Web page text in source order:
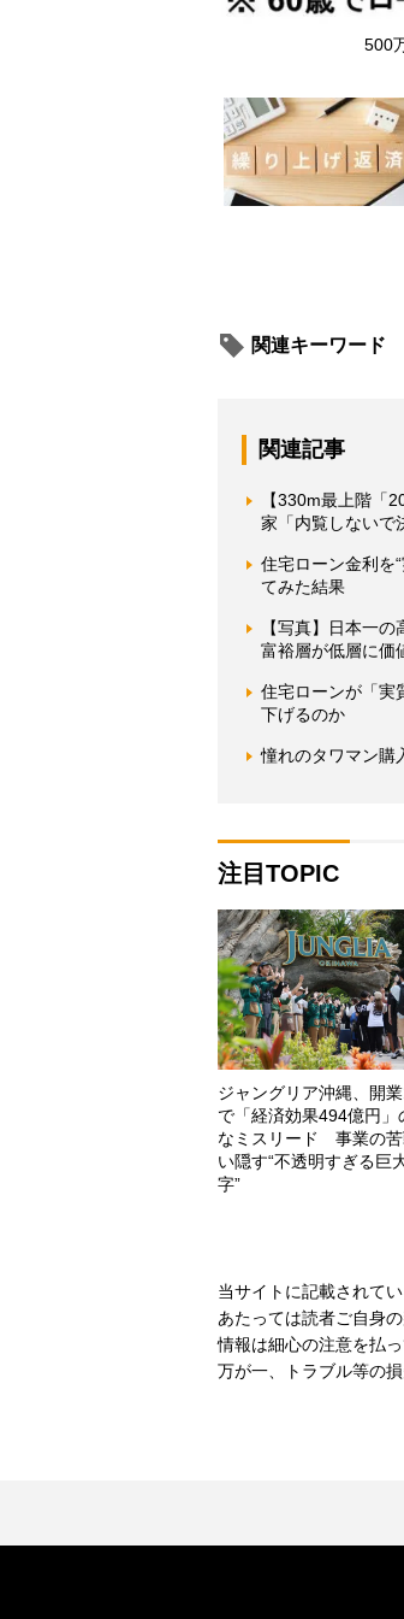
500
関連キーワード
関連記事
【330m最上階「
家「内覧しないで
住宅ローン金利を
てみた結果
【写真】日本一
富裕層が低層に価
住宅ローンが「実
下げるのか
憧れのタワマン購
注目TOPIC
ジャングリア沖縄、開
で「経済効果494億円」
なミスリード 事業の
い隠す“不透明すぎる巨
字”
当サイトに記載されて
あたっては読者ご自身
情報は細心の注意を払
万が一、トラブル等の